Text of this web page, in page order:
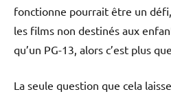
fonctionne pourrait être un
les films non destinés aux
qu’un PG-13, alors c’est plus
La seule question que cela